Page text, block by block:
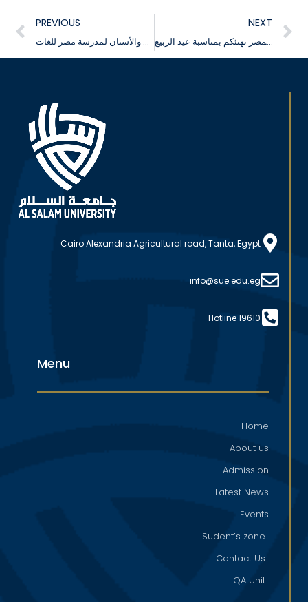
PREVIOUS
فعاليات القافلة الطبية لكلية طب الفم والأسنان لمدرسة مصر للغات
NEXT
جامعة السلام بمصر تهنئكم بمناسبة عيد الربيع
Cairo Alexandria Agricultural road, Tanta, Egypt
info@sue.edu.eg
Hotline 19610
Menu
Home
About us
Admission
Latest News
Events
Sudent’s zone
Contact Us
QA Unit